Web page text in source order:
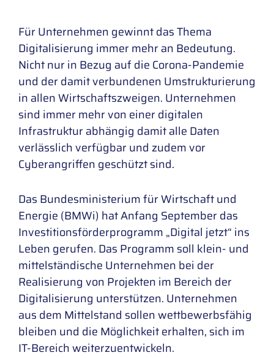
Für Unternehmen gewinnt das Thema
Digitalisierung immer mehr an Bedeutung.
Nicht nur in Bezug auf die Corona-Pandemie
und der damit verbundenen Umstrukturierung
in allen Wirtschaftszweigen. Unternehmen
sind immer mehr von einer digitalen
Infrastruktur abhängig damit alle Daten
verlässlich verfügbar und zudem vor
Cyberangriffen geschützt sind.
Das Bundesministerium für Wirtschaft und
Energie (BMWi) hat Anfang September das
Investitionsförderprogramm „Digital jetzt“ ins
Leben gerufen. Das Programm soll klein- und
mittelständische Unternehmen bei der
Realisierung von Projekten im Bereich der
Digitalisierung unterstützen. Unternehmen
aus dem Mittelstand sollen wettbewerbsfähig
bleiben und die Möglichkeit erhalten, sich im
IT-Bereich weiterzuentwickeln.